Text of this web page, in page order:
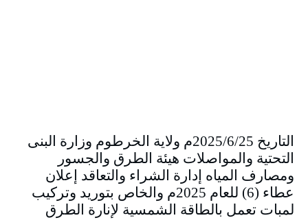
التاريخ 2025/6/25م ولاية الخرطوم وزارة البنى
التحتية والمواصلات هيئة الطرق والجسور
ومصارف المياه إدارة الشراء والتعاقد إعلان
عطاء (6) للعام 2025م والخاص بتوريد وتركيب
لمبات تعمل بالطاقة الشمسية لإنارة الطرق